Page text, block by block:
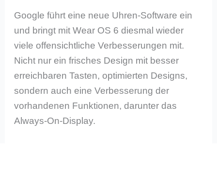
Google führt eine neue Uhren-Software ein
und bringt mit Wear OS 6 diesmal wieder
viele offensichtliche Verbesserungen mit.
Nicht nur ein frisches Design mit besser
erreichbaren Tasten, optimierten Designs,
sondern auch eine Verbesserung der
vorhandenen Funktionen, darunter das
Always-On-Display.